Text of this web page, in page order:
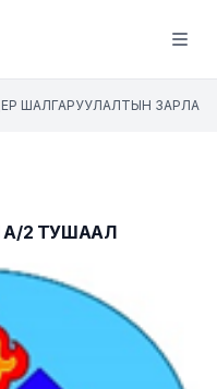
Open
ШАЛГАРУУЛАЛТЫН ЗАРЛАЛ
А/2 ТУШААЛ